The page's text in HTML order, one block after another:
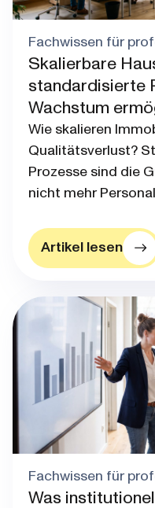
Fachwissen für
Skalierbare
standardisierte
Wachstum
Wie skalieren
Qualitätsverlust?
Prozesse sind die
nicht mehr
Artikel lesen
Blog post thumbnail
Fachwissen für
Was